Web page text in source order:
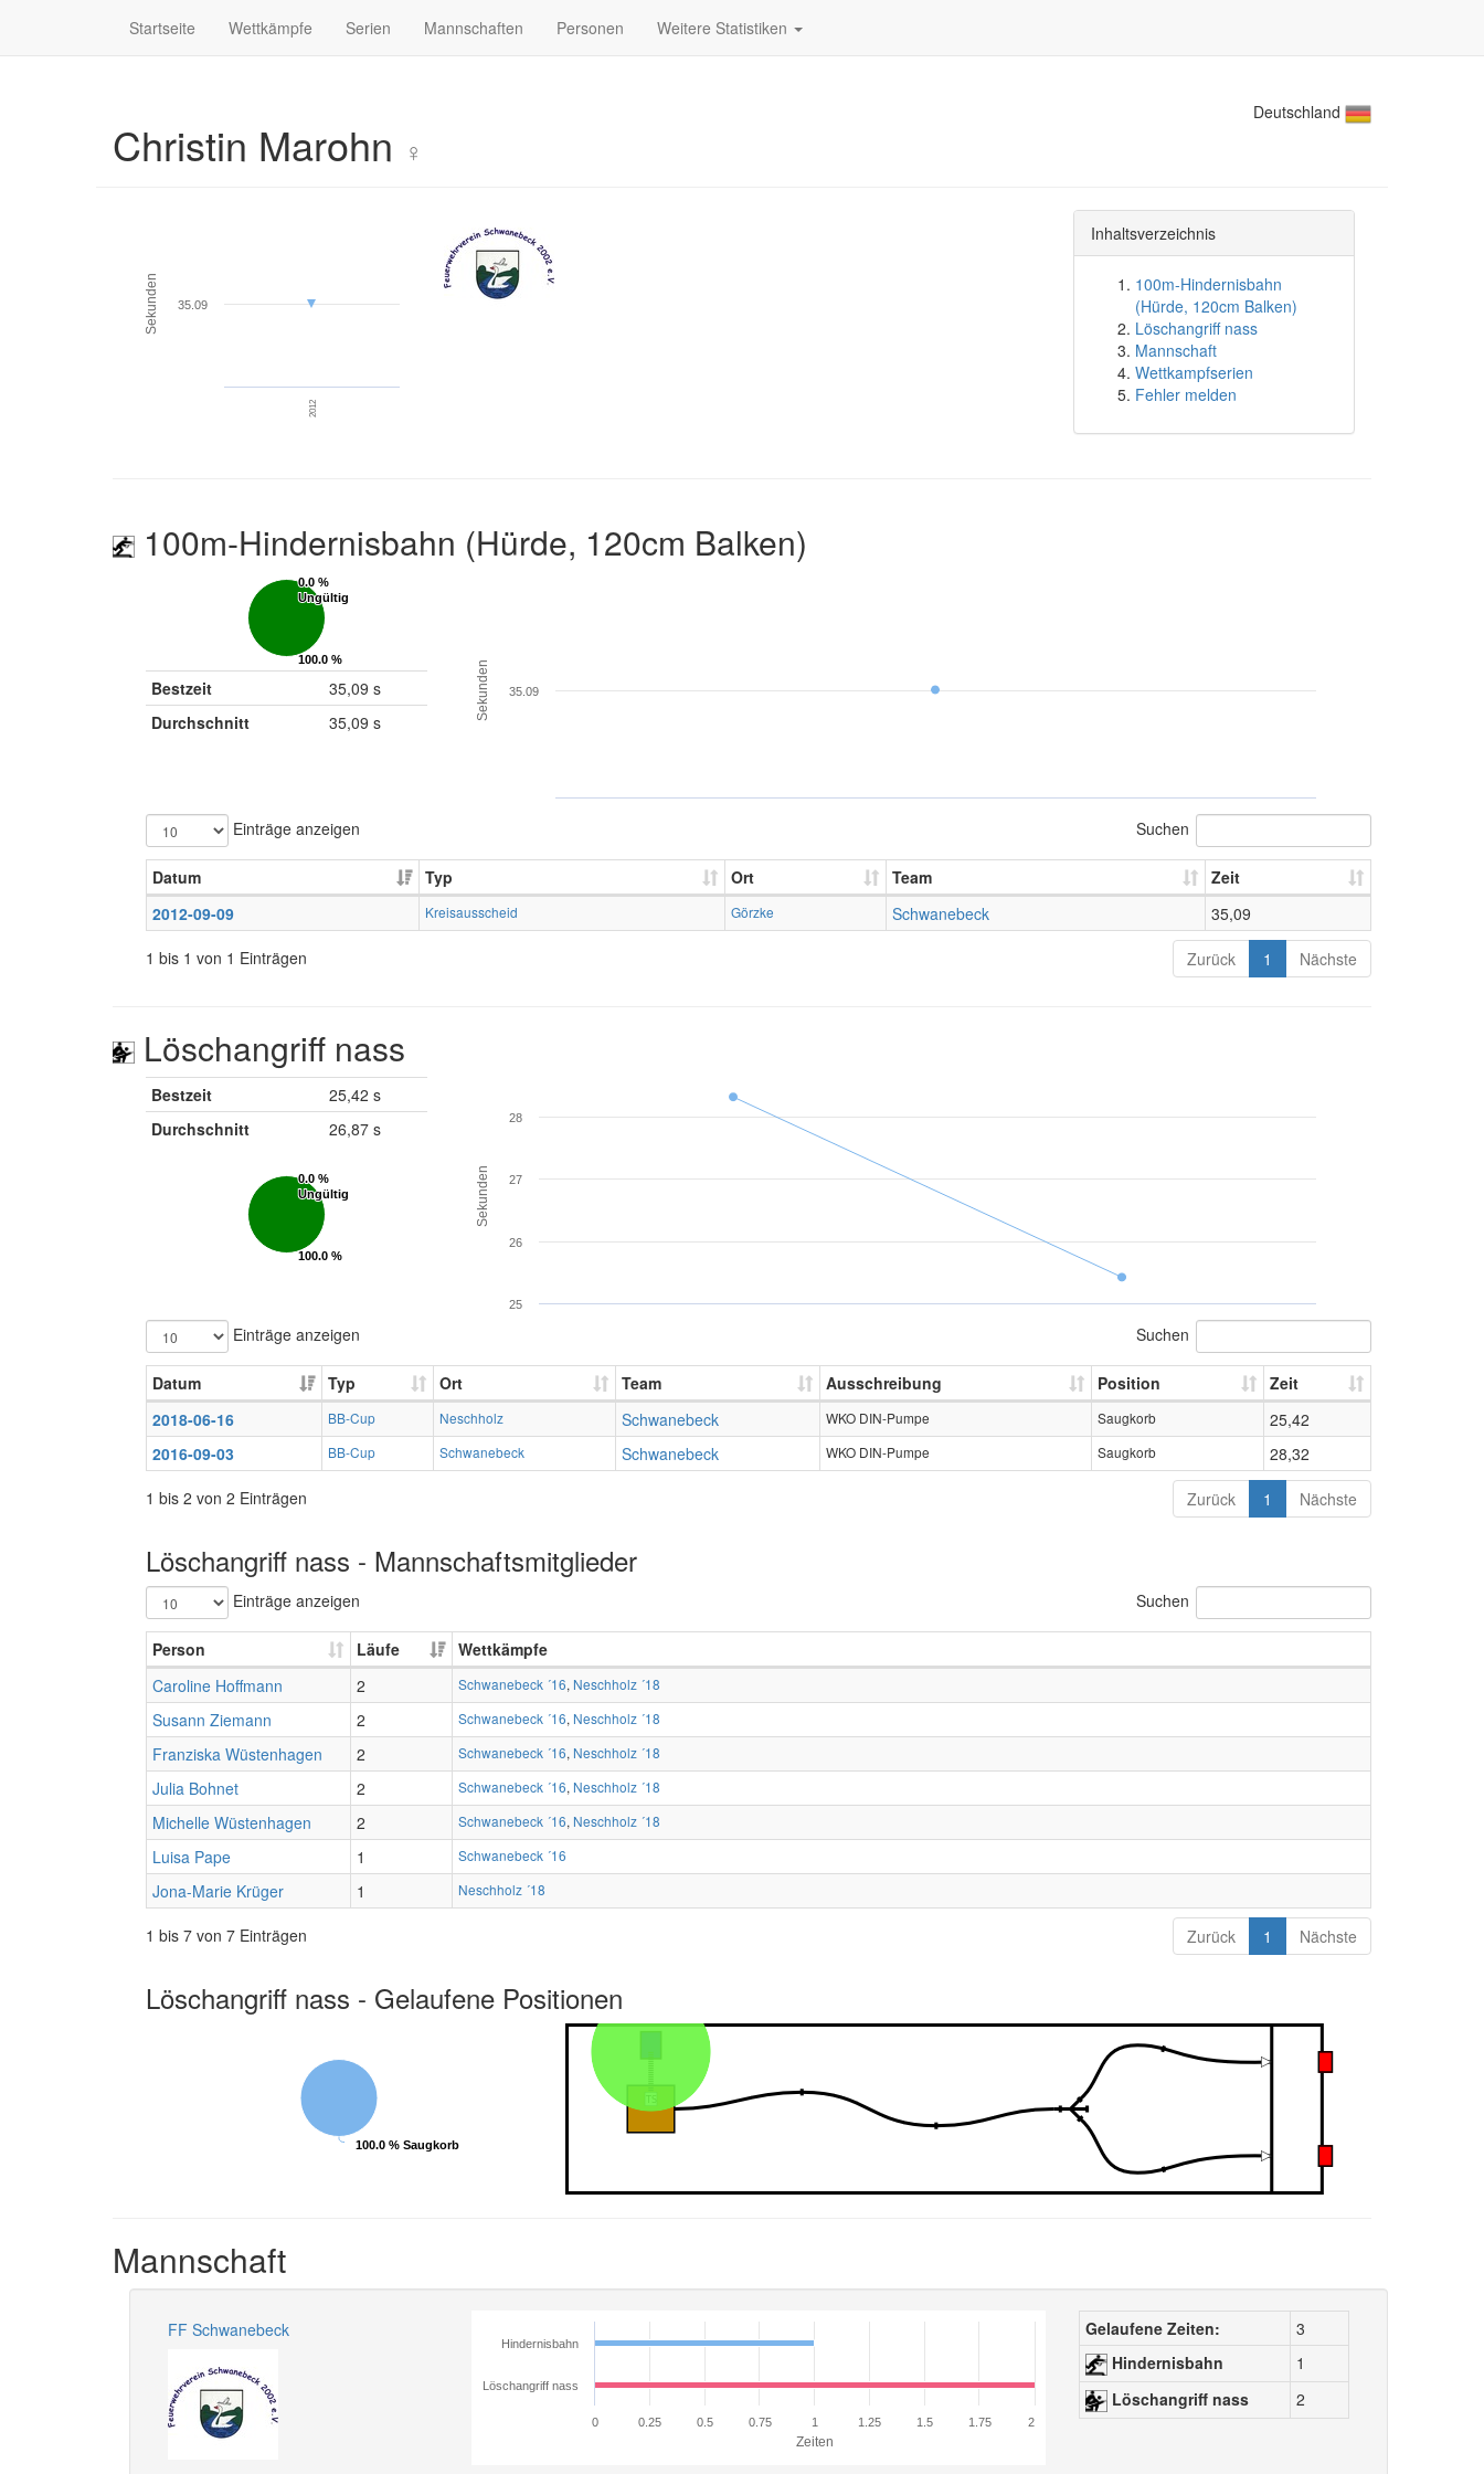
Startseite Wettkämpfe Serien Mannschaften Personen Weitere Statistiken
Deutschland
Christin Marohn ♀
Sekunden
2012
35.09
Inhaltsverzeichnis
100m-Hindernisbahn
(Hürde, 120cm Balken)
Löschangriff nass
Mannschaft
Wettkampfserien
Fehler melden
100m-Hindernisbahn (Hürde, 120cm Balken)
0.0 %
Ungültig
0.0 %
Ungültig
100.0 %
Gültig
100.0 %
Gültig
Bestzeit
35,09 s
Durchschnitt
35,09 s
Sekunden 35.09
Einträge anzeigen Suchen
Datum Typ Ort Team
Zeit
2012-09-09
Kreisausscheid Görzke Schwanebeck
35,09
1 bis 1 von 1 Einträgen
Zurück 1 Nächste
Löschangriff nass
Bestzeit
25,42 s
Durchschnitt
26,87 s
0.0 %
Ungültig
0.0 %
Ungültig
100.0 %
100.0 %
Sekunden
25
26
27
28
Einträge anzeigen Suchen
Datum Typ Ort Team Ausschreibung Position
Zeit
2018-06-16
BB-Cup Neschholz Schwanebeck WKO DIN-Pumpe Saugkorb
25,42
2016-09-03
BB-Cup Schwanebeck Schwanebeck WKO DIN-Pumpe Saugkorb
28,32
1 bis 2 von 2 Einträgen
Zurück 1 Nächste
Löschangriff nass - Mannschaftsmitglieder
Einträge anzeigen Suchen
Person Läufe
Wettkämpfe
Caroline Hoffmann
2 Schwanebeck ´16, Neschholz ´18
Susann Ziemann 2 Schwanebeck ´16, Neschholz ´18
Franziska Wüstenhagen 2 Schwanebeck ´16, Neschholz ´18
Julia Bohnet 2 Schwanebeck ´16, Neschholz ´18
Michelle Wüstenhagen 2 Schwanebeck ´16, Neschholz ´18
Luisa Pape 1 Schwanebeck ´16
Jona-Marie Krüger 1 Neschholz ´18
1 bis 7 von 7 Einträgen Zurück 1 Nächste
Löschangriff nass - Gelaufene Positionen
100.0 % Saugkorb
100.0 % Saugkorb
Mannschaft
FF Schwanebeck
Zeiten
Hindernisbahn
Löschangriff nass
0 0.25 0.5 0.75 1 1.25 1.5 1.75 2
Gelaufene Zeiten:
3
Hindernisbahn
1
Löschangriff nass
2